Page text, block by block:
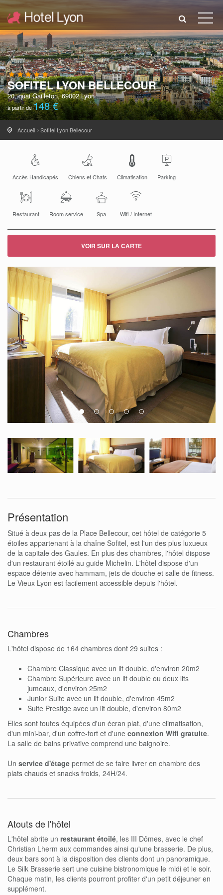
SOFITEL LYON BELLECOUR
20, quai Gailleton, 69002 Lyon
à partir de148 €
Accueil Sofitel Lyon Bellecour
Accès Handicapés Chiens et Chats Climatisation Parking
Restaurant Room service Spa Wifi / Internet
VOIR SUR LA CARTE
Présentation
Situé à deux pas de la Place Bellecour, cet hôtel de catégorie 5
étoiles appartenant à la chaîne Sofitel, est l'un des plus luxueux
de la capitale des Gaules. En plus des chambres, l'hôtel dispose
d'un restaurant étoilé au guide Michelin. L'hôtel dispose d'un
espace détente avec hammam, jets de douche et salle de fitness.
Le Vieux Lyon est facilement accessible depuis l'hôtel.
Chambres
L'hôtel dispose de 164 chambres dont 29 suites :
Chambre Classique avec un lit double, d'environ 20m2
Chambre Supérieure avec un lit double ou deux lits
jumeaux, d'environ 25m2
Junior Suite avec un lit double, d'environ 45m2
Suite Prestige avec un lit double, d'environ 80m2
Elles sont toutes équipées d'un écran plat, d'une climatisation,
d'un mini-bar, d'un coffre-fort et d'une connexion Wifi gratuite.
La salle de bains privative comprend une baignoire.
Un service d'étage permet de se faire livrer en chambre des
plats chauds et snacks froids, 24H/24.
Atouts de l'hôtel
L'hôtel abrite un restaurant étoilé, les III Dômes, avec le chef
Christian Lherm aux commandes ainsi qu'une brasserie. De plus,
deux bars sont à la disposition des clients dont un panoramique.
Le Silk Brasserie sert une cuisine bistronomique le midi et le soir.
Chaque matin, les clients pourront profiter d'un petit déjeuner en
supplément.